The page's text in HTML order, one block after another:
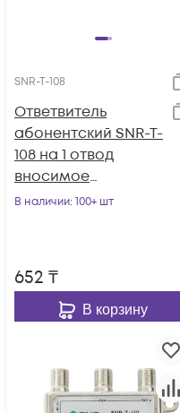
SNR-T-108
Ответвитель
абонентский SNR-T-
108 на 1 отвод
вносимое
затухание IN-TAP
В наличии: 100+ шт
652 ₸
В корзину